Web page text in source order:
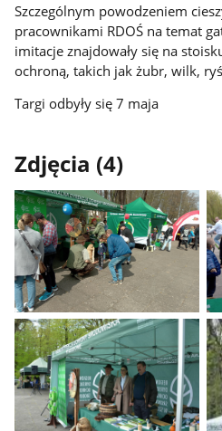
Szczególnym powodzeniem
pracownikami RDOŚ na temat
imitacje znajdowały się na
ochroną, takich jak żubr, wilk,
Targi odbyły się 7 maja
Zdjęcia (4)
Pokaż
zdjęcie
1
z
galerii.
2
z